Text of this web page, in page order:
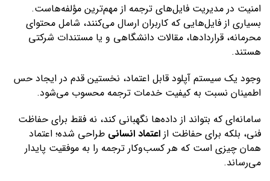
امنیت در مدیریت فایل‌های ترجمه از مهم‌ترین مؤلفه‌هاست.
بسیاری از فایل‌هایی که کاربران ارسال می‌کنند، شامل محتوای
محرمانه، قراردادها، مقالات دانشگاهی و یا مستندات شرکتی
هستند.
وجود یک سیستم آپلود قابل اعتماد، نخستین قدم در ایجاد حس
اطمینان نسبت به کیفیت خدمات ترجمه محسوب می‌شود.
سامانه‌ای که بتواند از داده‌ها نگهبانی کند، نه فقط برای حفاظت
فنی، بلکه برای حفاظت از اعتماد انسانی طراحی شده؛ اعتماد
همان چیزی است که هر کسب‌وکار ترجمه را به موفقیت پایدار
می‌رساند.